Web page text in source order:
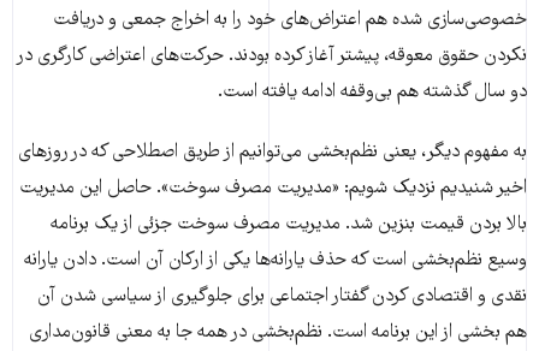
خصوصی‌سازی شده هم اعتراض‌های خود را به اخراج جمعی و دریافت
نکردن حقوق معوقه، پیشتر آغاز کرده بودند. حرکت‌های اعتراضی کارگری در
دو سال گذشته هم بی‌وقفه ادامه یافته است.
به مفهوم دیگر، یعنی نظم‌بخشی می‌توانیم از طریق اصطلاحی که در روزهای
اخیر شنیدیم نزدیک شویم: «مدیریت مصرف سوخت». حاصل این مدیریت
بالا بردن قیمت بنزین شد. مدیریت مصرف سوخت جزئی از یک برنامه
وسیع نظم‌بخشی است که حذف یارانه‌ها یکی از ارکان آن است. دادن یارانه
نقدی و اقتصادی کردن گفتار اجتماعی برای جلوگیری از سیاسی شدن آن
هم بخشی از این برنامه است. نظم‌بخشی در همه جا به معنی قانون‌مداری